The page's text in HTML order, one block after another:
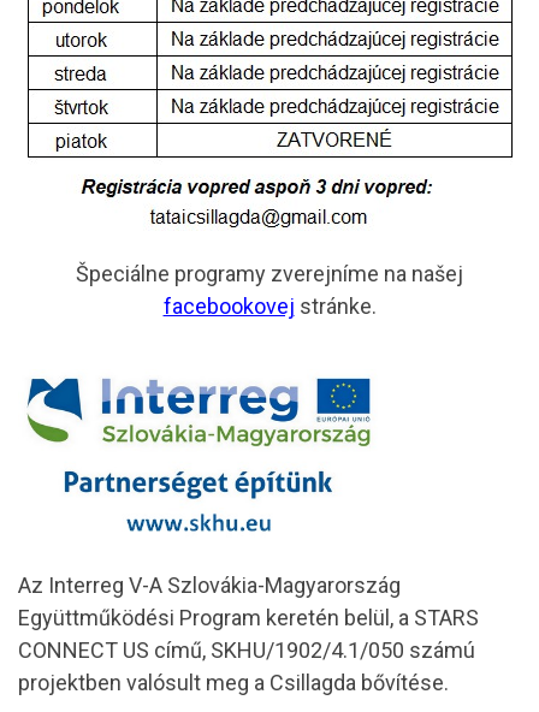
Špeciálne programy zverejníme na našej
facebookovej stránke.
Az Interreg V-A Szlovákia-Magyarország
Együttműködési Program keretén belül, a STARS
CONNECT US című, SKHU/1902/4.1/050 számú
projektben valósult meg a Csillagda bővítése.